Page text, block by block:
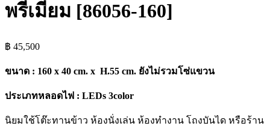
พรีเมียม [86056-160]
฿ 45,500
ขนาด : 160 x 40 cm. x H.55 cm. ยังไม่รวมโซ่แขวน
ประเภทหลอดไฟ : LEDs 3color
นิยมใช้โต๊ะทานข้าว ห้องนั่งเล่น ห้องทำงาน โถงบันได หรือร้าน